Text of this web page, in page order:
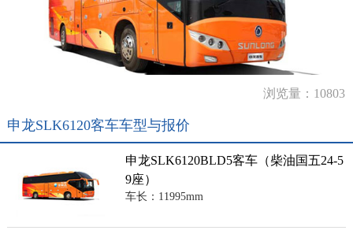
浏览量：10803
申龙SLK6120客车车型与报价
申龙SLK6120BLD5客车（柴油国五24-5
9座）
车长：11995mm